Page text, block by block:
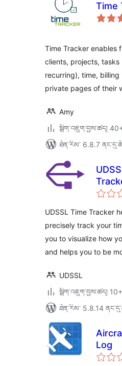
Time
Time Tracker enables
clients, projects, tasks
recurring), time, billing
private pages of their
Amy
སྒྲིག་འཇུག་བྱས་ཚད།
ཐོན་རིམ་ 6.8.7
UDSSL Time Tracker
precisely track your
you to visualize how
and helps you to be
UDSSL
སྒྲིག་འཇུག་བྱས་ཚད། 10+
ཐོན་རིམ་ 5.8.14
Log